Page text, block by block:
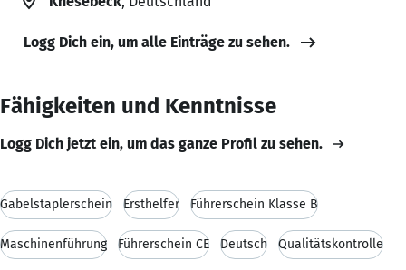
Logg Dich ein, um alle Einträge zu sehen.
Fähigkeiten und Kenntnisse
Logg Dich jetzt ein, um das ganze Profil zu sehen.
Gabelstaplerschein Ersthelfer Führerschein Klasse B
Maschinenführung Führerschein CE Deutsch Qualitätskontrolle